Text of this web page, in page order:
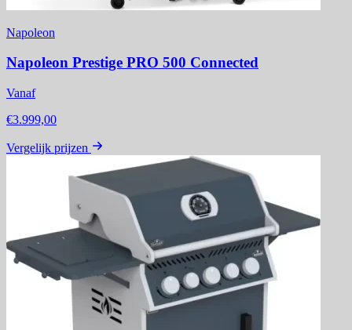
Napoleon
Napoleon Prestige PRO 500 Connected
Vanaf
€3.999,00
Vergelijk prijzen